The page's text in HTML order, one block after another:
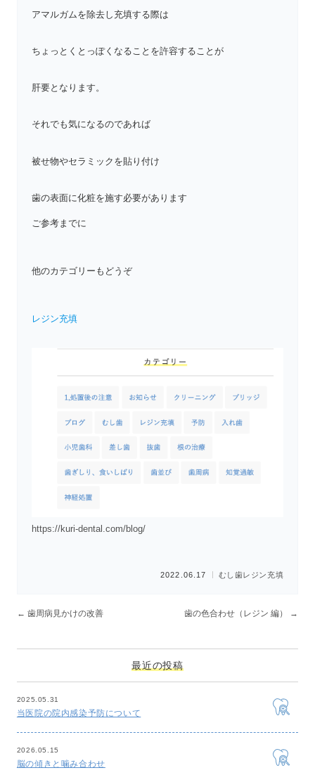
アマルガムを除去し充填する際は
ちょっとくとっぽくなることを許容することが
肝要となります。
それでも気になるのであれば
被せ物やセラミックを貼り付け
歯の表面に化粧を施す必要があります
ご参考までに
他のカテゴリーもどうぞ
レジン充填
https://kuri-dental.com/blog/
2022.06.17 むし歯レジン充填
歯の色合わせ（レジン 編） →
← 歯周病見かけの改善
最近の投稿
2025.05.31
当医院の院内感染予防について
2026.05.15
脳の傾きと噛み合わせ